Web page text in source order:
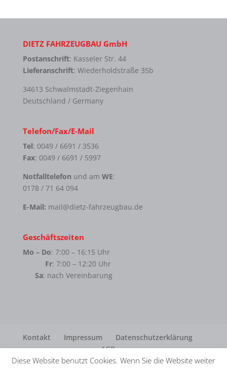
DIETZ FAHRZEUGBAU GmbH
Postanschrift: Kasseler Str. 44
Lieferanschrift: Wiederholdstraße 35b
34613 Schwalmstadt-Ziegenhain
Deutschland / Germany
Telefon/Fax/E-Mail
Tel: 0049 / 6691 / 3536
Fax: 0049 / 6691 / 5997
Notfalltelefon und am WE:
0178 / 71 64 094
E-Mail: mail@dietz-fahrzeugbau.de
Geschäftszeiten
Mo – Do: 7:00 – 16:15 Uhr
Fr: 7:00 – 12:20 Uhr
Sa: nach Vereinbarung
Kontakt Impressum
Datenschutzerklärung
AGB
Diese Website benutzt Cookies. Wenn Sie die Website weiter